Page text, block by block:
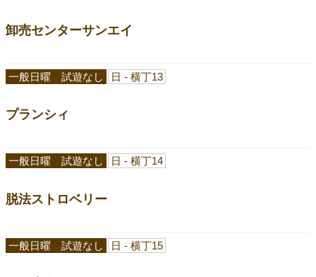
卸売センターサンエイ
プランシィ
一般日曜 試遊なし 日 - 横丁13
脱法ストロベリー
一般日曜 試遊なし 日 - 横丁14
一般日曜 試遊なし 日 - 横丁15